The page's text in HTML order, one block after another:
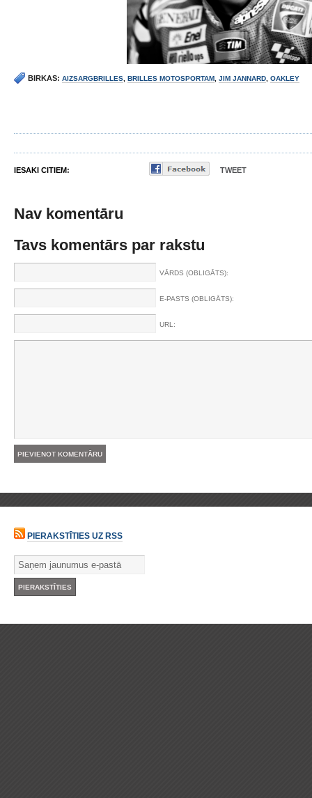
BIRKAS: AIZSARGBRILLES BRILLES MOTOSPORTAM JIM JANNARD OAKLEY
IESAKI CITIEM: TWEET
Nav komentāru
Tavs komentārs par rakstu
VĀRDS (OBLIGĀTS):
E-PASTS (OBLIGĀTS):
URL:
PIERAKSTĪTIES UZ RSS